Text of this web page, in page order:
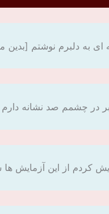
ای به دلبرم نوشتم
در چشمم صد نشانه
کردم از این آزمایش